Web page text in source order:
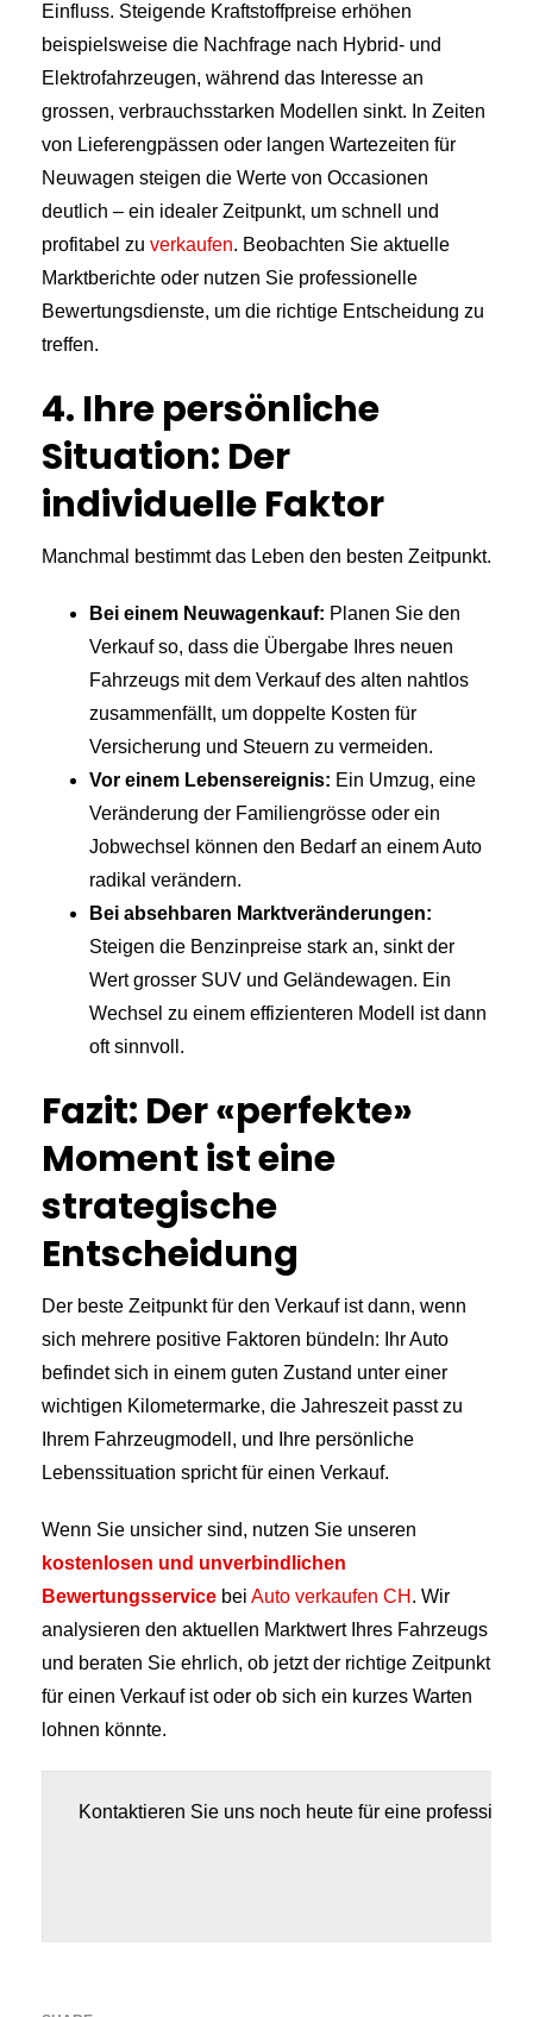
Einfluss. Steigende Kraftstoffpreise erhöhen
beispielsweise die Nachfrage nach Hybrid- und
Elektrofahrzeugen, während das Interesse an
grossen, verbrauchsstarken Modellen sinkt. In Zeiten
von Lieferengpässen oder langen Wartezeiten für
Neuwagen steigen die Werte von Occasionen
deutlich – ein idealer Zeitpunkt, um schnell und
profitabel zu verkaufen. Beobachten Sie aktuelle
Marktberichte oder nutzen Sie professionelle
Bewertungsdienste, um die richtige Entscheidung zu
treffen.
4. Ihre persönliche
Situation: Der
individuelle Faktor
Manchmal bestimmt das Leben den besten Zeitpunkt.
Bei einem Neuwagenkauf: Planen Sie den
Verkauf so, dass die Übergabe Ihres neuen
Fahrzeugs mit dem Verkauf des alten nahtlos
zusammenfällt, um doppelte Kosten für
Versicherung und Steuern zu vermeiden.
Vor einem Lebensereignis: Ein Umzug, eine
Veränderung der Familiengrösse oder ein
Jobwechsel können den Bedarf an einem Auto
radikal verändern.
Bei absehbaren Marktveränderungen:
Steigen die Benzinpreise stark an, sinkt der
Wert grosser SUV und Geländewagen. Ein
Wechsel zu einem effizienteren Modell ist dann
oft sinnvoll.
Fazit: Der «perfekte»
Moment ist eine
strategische
Entscheidung
Der beste Zeitpunkt für den Verkauf ist dann, wenn
sich mehrere positive Faktoren bündeln: Ihr Auto
befindet sich in einem guten Zustand unter einer
wichtigen Kilometermarke, die Jahreszeit passt zu
Ihrem Fahrzeugmodell, und Ihre persönliche
Lebenssituation spricht für einen Verkauf.
Wenn Sie unsicher sind, nutzen Sie unseren
kostenlosen und unverbindlichen
Bewertungsservice bei Auto verkaufen CH . Wir
analysieren den aktuellen Marktwert Ihres Fahrzeugs
und beraten Sie ehrlich, ob jetzt der richtige Zeitpunkt
für einen Verkauf ist oder ob sich ein kurzes Warten
lohnen könnte.
Kontaktieren Sie uns noch heute für eine